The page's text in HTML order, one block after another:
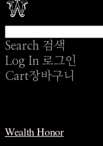
Search 검색
Log In 로그인
Cart장바구니
Wealth Honor